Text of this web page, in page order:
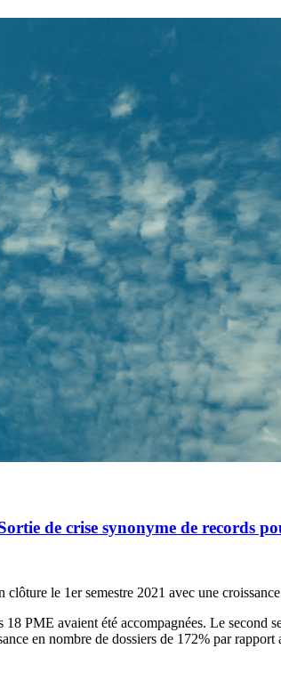
de crise synonyme de records
le 1er semestre 2021 avec une
PME avaient été accompagnées. Le second
en nombre de dossiers de 172% par rapport